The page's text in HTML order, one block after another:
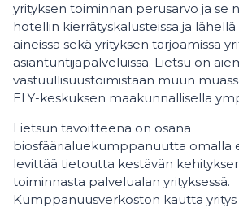
yrityksen toiminnan perusarvo ja se
hotellin kierrätyskalusteissa ja
aineissa sekä yrityksen tarjoamissa
asiantuntijapalveluissa. Lietsu on
vastuullisuustoimistaan muun
ELY-keskuksen maakunnallisella
Lietsun tavoitteena on osana
biosfäärialuekumppanuutta omalla
levittää tietoutta kestävän
toiminnasta palvelualan yrityksessä.
Kumppanuusverkoston kautta